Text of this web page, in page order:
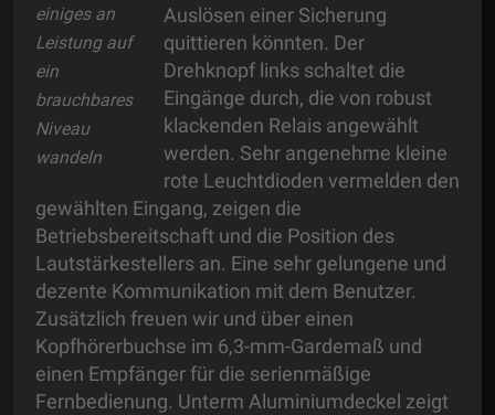
einiges an
Leistung auf
ein
brauchbares
Niveau
wandeln
Auslösen einer Sicherung
quittieren könnten. Der
Drehknopf links schaltet die
Eingänge durch, die von robust
klackenden Relais angewählt
werden. Sehr angenehme kleine
rote Leuchtdioden vermelden den
gewählten Eingang, zeigen die
Betriebsbereitschaft und die Position des
Lautstärkestellers an. Eine sehr gelungene und
dezente Kommunikation mit dem Benutzer.
Zusätzlich freuen wir und über einen
Kopfhörerbuchse im 6,3-mm-Gardemaß und
einen Empfänger für die serienmäßige
Fernbedienung. Unterm Aluminiumdeckel zeigt